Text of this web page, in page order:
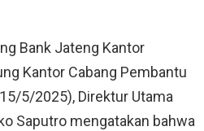
Bank Jateng Kantor
Kantor Cabang Pembantu
5/2025), Direktur Utama
Saputro mengatakan bahwa